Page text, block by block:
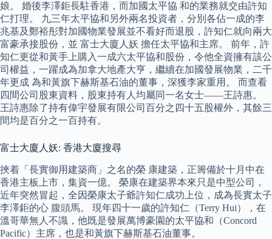
娘。 婚後李澤鉅長駐香港，而加國太平協 和的業務就交由許知
仁打理。 九三年太平協和另外兩名投資者，分別各佔一成的李
兆基及鄭裕彤對加國物業發展並不看好而退股，許知仁就向兩大
富豪承接股份，並 富士大廈人妖 擔任太平協和主席。 前年，許
知仁更從和黃手上購入一成六太平協和股份，令他全資擁有該公
司權益，一躍成為加拿大地產大亨，繼續在加國發展物業，二千
年更成 為和黃旗下赫斯基石油的董事，深獲李家重用。 而查看
四間公司股東資料，股東持有人均屬同一名女士——王詩惠。
王詩惠除了持有偉宇發展有限公司百分之四十五股權外，其餘三
間均是百分之一百持有。
富士大廈人妖: 香港大廈搜尋
挾着「長實御用建築商」之名的榮 康建築，正籌備於十月中在
香港主板上市，集資一億。 榮康在建築界本來只是中型公司，
近年突然冒起，全因榮康太子爺許知仁成功上位，成為長實太子
李澤鉅的心 腹頭馬。 現年四十一歲的許知仁（Terry Hui），在
溫哥華無人不識，他既是發展萬博豪園的太平協和（Concord
Pacific）主席，也是和黃旗下赫斯基石油董事。